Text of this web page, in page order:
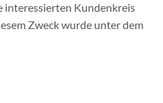
interessierten Kundenkreis
Zweck wurde unter dem